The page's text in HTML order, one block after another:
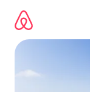
directement
contenu